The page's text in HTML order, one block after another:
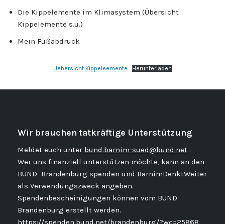
Die Kippelemente im Klimasystem (Übersicht
Kippelemente s.u.)
Mein Fußabdruck
Uebersicht Kippeleemente Herunterladen
Wir brauchen tatkräftige Unterstützung
Meldet euch unter bund.barnim-sued@bund.net .
Wer uns finanziell unterstützen möchte, kann an den
BUND Brandenburg spenden und BarnimDenktWeiter
als Verwendungszweck angeben.
Spendenbescheinigungen können vom BUND
Brandenburg erstellt werden.
https://spenden.bund.net/brandenburg/?wc=25868